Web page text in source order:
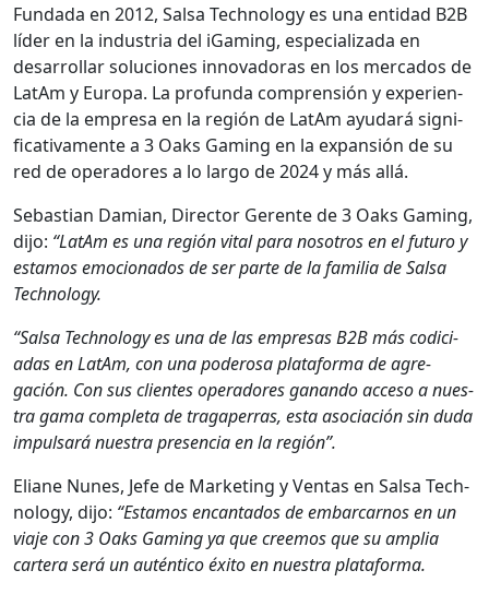
Fun­da­da en 2012, Sal­sa Tech­nol­o­gy es una enti­dad B2B
líder en la indus­tria del iGam­ing, espe­cial­iza­da en
desar­rol­lar solu­ciones inno­vado­ras en los mer­ca­dos de
LatAm y Europa. La pro­fun­da com­pren­sión y expe­ri­en­
cia de la empre­sa en la región de LatAm ayu­dará sig­ni­
fica­ti­va­mente a 3 Oaks Gam­ing en la expan­sión de su
red de oper­adores a lo largo de 2024 y más allá.
Sebas­t­ian Dami­an, Direc­tor Ger­ente de 3 Oaks Gam­ing,
dijo: “LatAm es una región vital para nosotros en el futuro y
esta­mos emo­ciona­dos de ser parte de la famil­ia de Sal­sa
Tech­nol­o­gy.
“Sal­sa Tech­nol­o­gy es una de las empre­sas B2B más cod­i­ci­
adas en LatAm, con una poderosa platafor­ma de agre­
gación. Con sus clientes oper­adores ganan­do acce­so a nues­
tra gama com­ple­ta de tra­gaper­ras, esta aso­ciación sin duda
impul­sará nues­tra pres­en­cia en la región”.
Eliane Nunes, Jefe de Mar­ket­ing y Ven­tas en Sal­sa Tech­
nol­o­gy, dijo: “Esta­mos encan­ta­dos de embar­carnos en un
via­je con 3 Oaks Gam­ing ya que creemos que su amplia
cartera será un autén­ti­co éxi­to en nues­tra platafor­ma.